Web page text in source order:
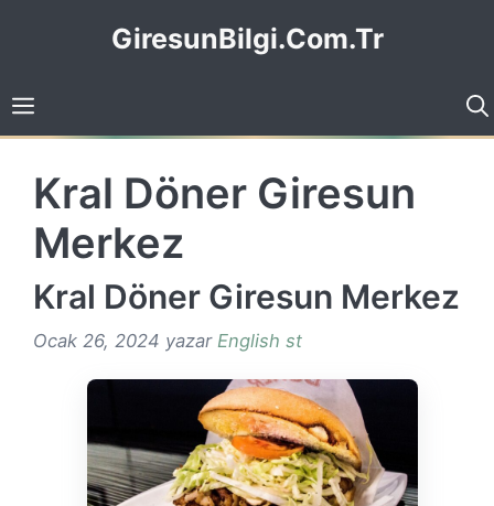
GiresunBilgi.Com.Tr
Kral Döner Giresun
Merkez
Kral Döner Giresun Merkez
Ocak 26, 2024 yazar English st